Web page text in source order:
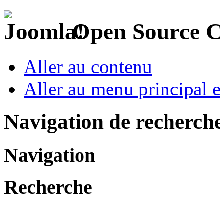
Open Source
Aller au contenu
Aller au menu principal
Navigation de
Navigation
Recherche